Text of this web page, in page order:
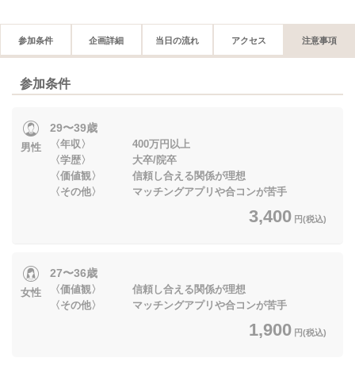
参加条件 企画詳細 当日の流れ アクセス 注意事項
参加条件
男性
29〜39歳
〈年収〉 400万円以上
〈学歴〉 大卒/院卒
〈価値観〉 信頼し合える関係が理想
〈その他〉 マッチングアプリや合コンが苦手
3,400 円(税込)
女性
27〜36歳
〈価値観〉 信頼し合える関係が理想
〈その他〉 マッチングアプリや合コンが苦手
1,900 円(税込)